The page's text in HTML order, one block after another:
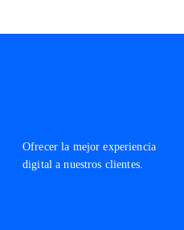
Ofrecer la mejor experiencia
digital a nuestros clientes.